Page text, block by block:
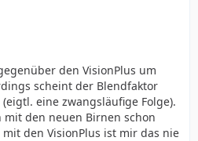
den VisionPlus um
scheint der Blendfaktor
eine zwangsläufige Folge).
mit den neuen Birnen schon
den VisionPlus ist mir das nie